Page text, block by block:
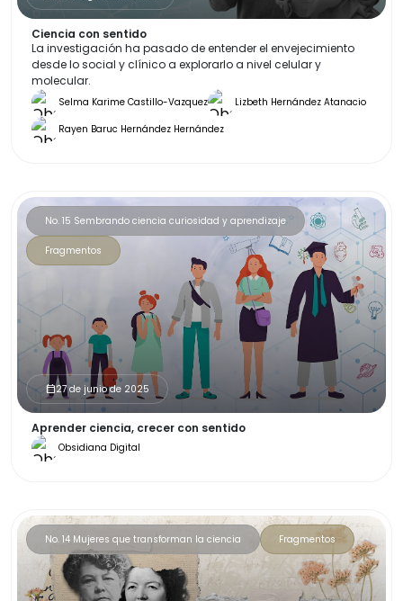
Ciencia con sentido
La investigación ha pasado de entender el envejecimiento
desde lo social y clínico a explorarlo a nivel celular y
molecular.
Selma Karime Castillo-Vazquez
Lizbeth Hernández Atanacio
Rayen Baruc Hernández Hernández
No. 15 Sembrando ciencia curiosidad y aprendizaje
Fragmentos
calendar_month27 de junio de 2025
Aprender ciencia, crecer con sentido
Obsidiana Digital
No. 14 Mujeres que transforman la ciencia Fragmentos